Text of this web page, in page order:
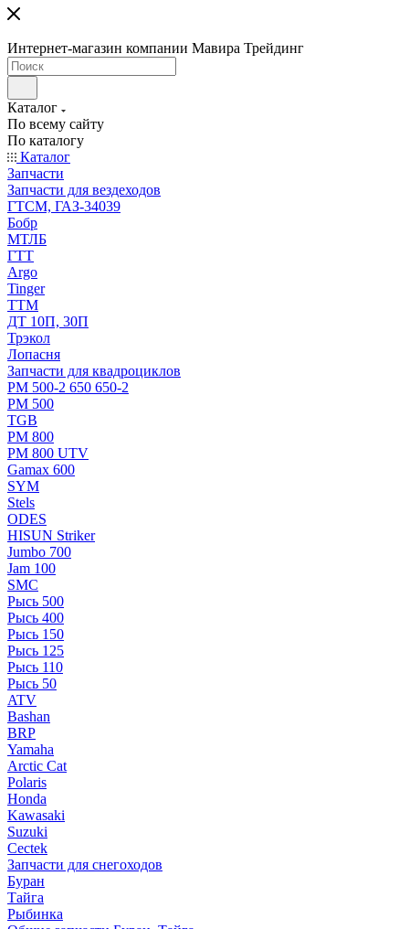
Интернет-магазин компании Мавира Трейдинг
Каталог
По всему сайту
По каталогу
Каталог
Запчасти
Запчасти для вездеходов
ГТСМ, ГАЗ-34039
Бобр
МТЛБ
ГТТ
Argo
Tinger
ТТМ
ДТ 10П, 30П
Трэкол
Лопасня
Запчасти для квадроциклов
РМ 500-2 650 650-2
РМ 500
TGB
РМ 800
РМ 800 UTV
Gamax 600
SYM
Stels
ОDЕS
HISUN Striker
Jumbo 700
Jam 100
SMC
Рысь 500
Рысь 400
Рысь 150
Рысь 125
Рысь 110
Рысь 50
ATV
Bashan
BRP
Yamaha
Arctic Cat
Polaris
Honda
Kawasaki
Suzuki
Cectek
Запчасти для снегоходов
Буран
Тайга
Рыбинка